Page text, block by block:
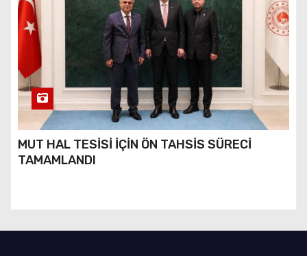
MUT HAL TESİSİ İÇİN ÖN TAHSİS SÜRECİ
TAMAMLANDI